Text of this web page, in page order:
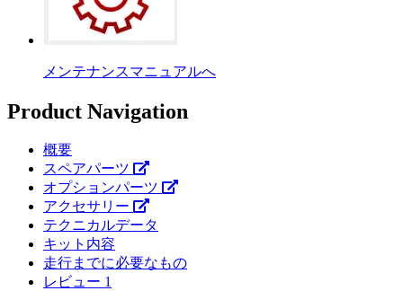
メンテナンスマニュアルへ
Product Navigation
概要
スペアパーツ
オプションパーツ
アクセサリー
テクニカルデータ
キット内容
走行までに必要なもの
レビュー 1